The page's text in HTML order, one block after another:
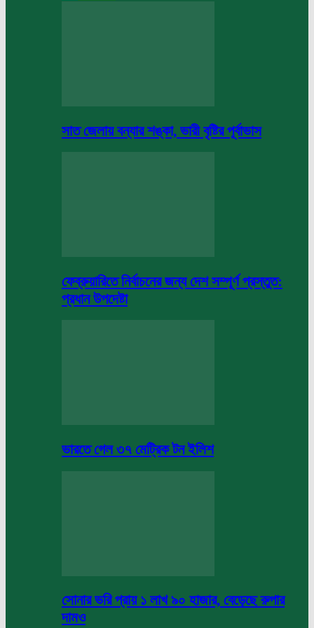
সাত জেলায় বন্যার শঙ্কা, ভারী বৃষ্টির পূর্বাভাস
ফেব্রুয়ারিতে নির্বাচনের জন্য দেশ সম্পূর্ণ প্রস্তুত:
প্রধান উপদেষ্টা
ভারতে গেল ৩৭ মেট্রিক টন ইলিশ
সোনার ভরি প্রায় ১ লাখ ৯০ হাজার, বেড়েছে রুপার
দামও